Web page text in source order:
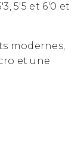
5'5 et 6'0 et
modernes,
et une